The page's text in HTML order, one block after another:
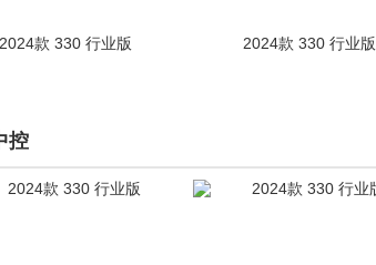
2024款 330 行业版 2024款 330 行业版
控